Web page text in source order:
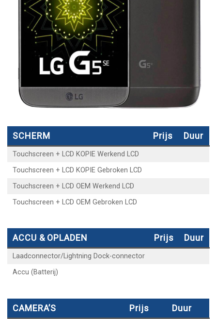
SCHERM Prijs Duur
Touchscreen + LCD KOPIE Werkend LCD
Touchscreen + LCD KOPIE Gebroken LCD
Touchscreen + LCD OEM Werkend LCD
Touchscreen + LCD OEM Gebroken LCD
ACCU & OPLADEN Prijs Duur
Laadconnector/Lightning Dock-connector
Accu (Batterij)
CAMERA’S Prijs Duur